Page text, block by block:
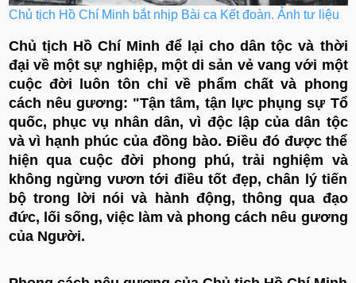
Chủ tịch Hồ Chí Minh bắt nhịp Bài ca Kết đoàn. Ảnh tư liệu
Chủ tịch Hồ Chí Minh để lại cho dân tộc và thời
đại về một sự nghiệp, một di sản vẻ vang với một
cuộc đời luôn tôn chỉ về phẩm chất và phong
cách nêu gương: "Tận tâm, tận lực phụng sự Tổ
quốc, phục vụ nhân dân, vì độc lập của dân tộc
và vì hạnh phúc của đồng bào. Điều đó được thể
hiện qua cuộc đời phong phú, trải nghiệm và
không ngừng vươn tới điều tốt đẹp, chân lý tiến
bộ trong lời nói và hành động, thông qua đạo
đức, lối sống, việc làm và phong cách nêu gương
của Người.